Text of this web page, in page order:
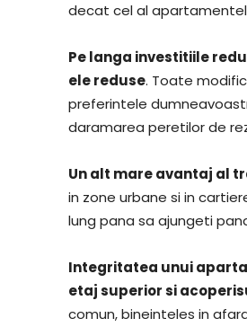
decat cel al
Pe langa investitiile
ele reduse. Toate
preferintele
daramarea peretilor de
Un alt mare avantaj al
in zone urbane si in
lung pana sa ajungeti
Integritatea unui
etaj superior si
comun, bineinteles in